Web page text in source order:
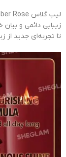
زیبایی دائمی و
تا تجربه‌ای جدید از